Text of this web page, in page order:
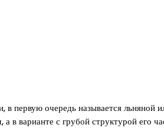
первую очередь называется
в варианте с грубой структурой его